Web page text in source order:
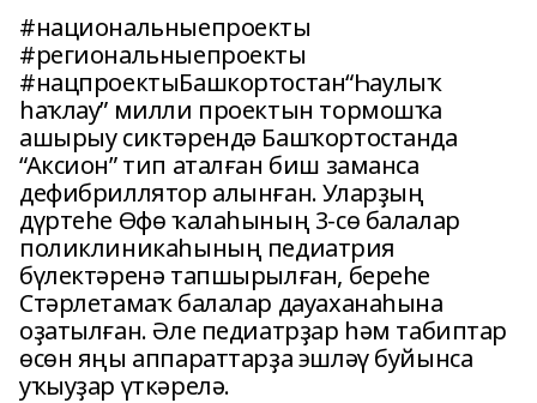
#национальныепроекты
#региональныепроекты
#нацпроектыБашкортостан“Һаулыҡ
һаҡлау” милли проектын тормошҡа
ашырыу сиктәрендә Башҡортостанда
“Аксион” тип аталған биш заманса
дефибриллятор алынған. Уларҙың
дүртеһе Өфө ҡалаһының 3-сө балалар
поликлиникаһының педиатрия
бүлектәренә тапшырылған, береһе
Стәрлетамаҡ балалар дауаханаһына
оҙатылған. Әле педиатрҙар һәм табиптар
өсөн яңы аппараттарҙа эшләү буйынса
уҡыуҙар үткәрелә.